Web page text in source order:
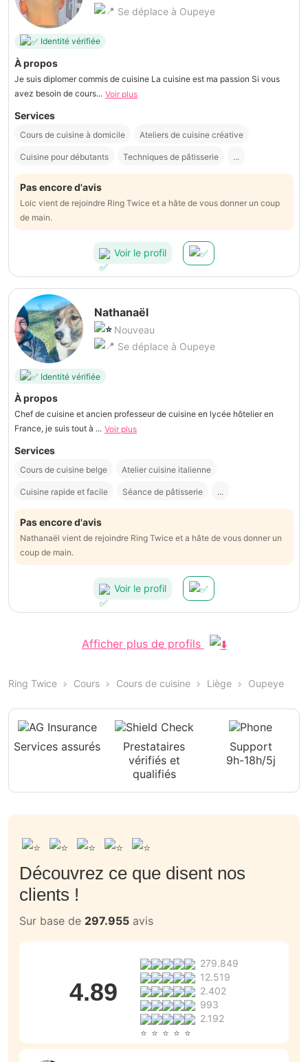
Se déplace à Oupeye
Identité vérifiée
À propos
Je suis diplomer commis de cuisine La cuisine est ma passion Si vous
avez besoin de cours... Voir plus
Services
Cours de cuisine à domicile Ateliers de cuisine créative
Cuisine pour débutants Techniques de pâtisserie ...
Pas encore d'avis
Loic vient de rejoindre Ring Twice et a hâte de vous donner un coup
de main.
Voir le profil
Nathanaël
Nouveau
Se déplace à Oupeye
Identité vérifiée
À propos
Chef de cuisine et ancien professeur de cuisine en lycée hôtelier en
France, je suis tout à ... Voir plus
Services
Cours de cuisine belge Atelier cuisine italienne
Cuisine rapide et facile Séance de pâtisserie ...
Pas encore d'avis
Nathanaël vient de rejoindre Ring Twice et a hâte de vous donner un
coup de main.
Voir le profil
Afficher plus de profils
Ring Twice Cours Cours de cuisine Liège Oupeye
Services assurés
Prestataires
vérifiés et
qualifiés
Support
9h-18h/5j
Découvrez ce que disent nos
clients !
Sur base de 297.955 avis
4.89
279.849
12.519
2.402
993
2.192